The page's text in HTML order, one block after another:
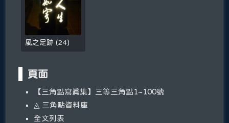
風之足跡(24)
頁面
【三角點寫真集】三等三角點1~100號
◬ 三角點資料庫
全文列表